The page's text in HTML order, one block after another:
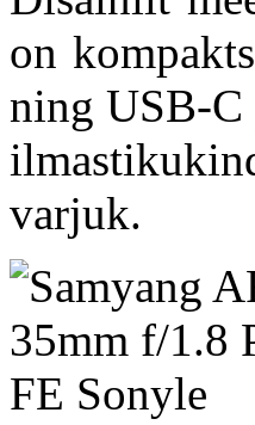
on
ning USB-C
varjuk.